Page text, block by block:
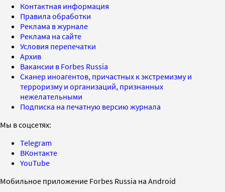
Контактная информация
Правила обработки
Реклама в журнале
Реклама на сайте
Условия перепечатки
Архив
Вакансии в Forbes Russia
Сканер иноагентов, причастных к экстремизму и
терроризму и организаций, признанных
нежелательными
Подписка на печатную версию журнала
Мы в соцсетях:
Telegram
ВКонтакте
YouTube
Мобильное приложение Forbes Russia на Android